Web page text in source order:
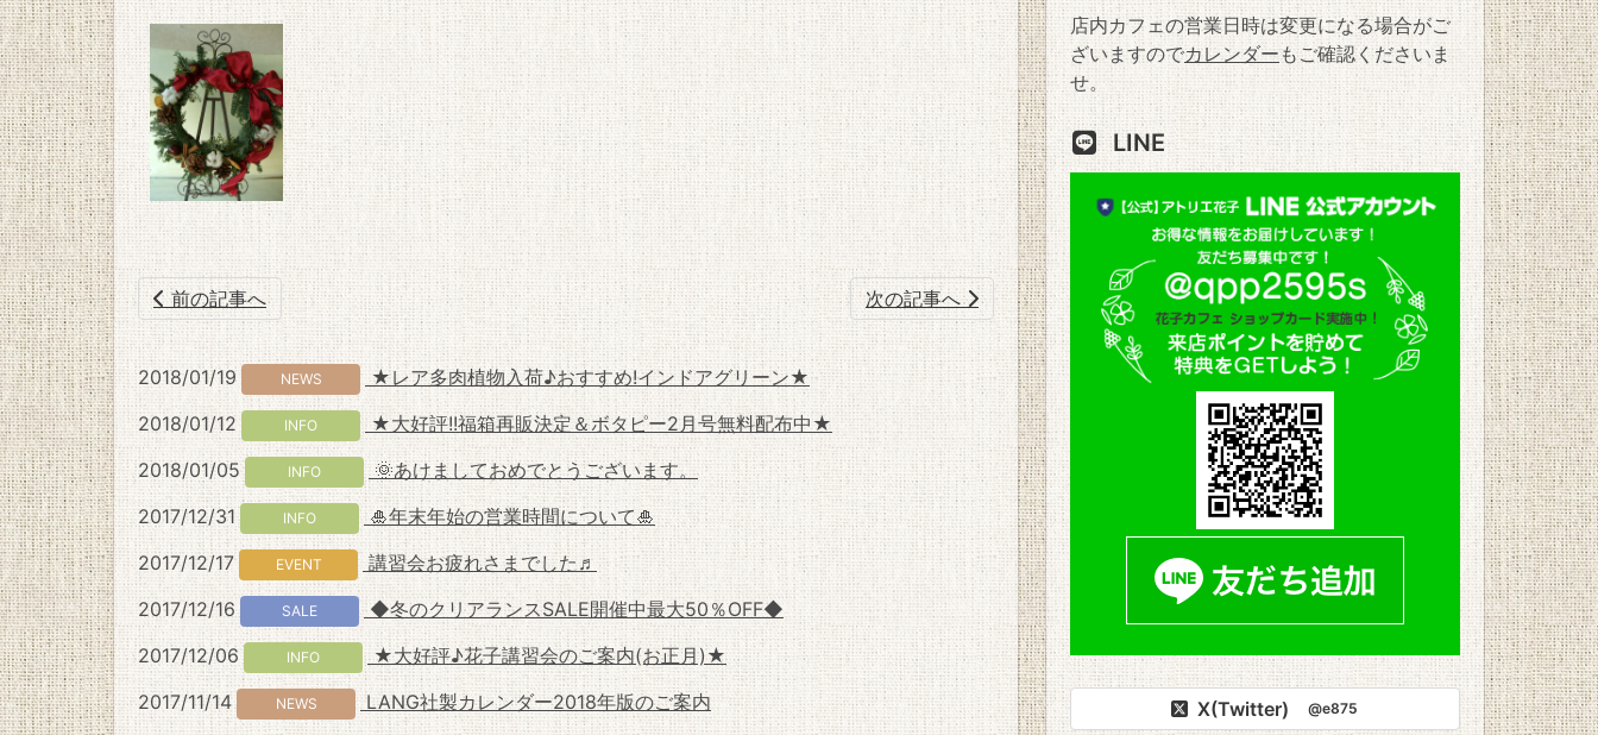
前の記事へ 次の記事へ
2018/01/19 NEWS
★レア多肉植物入荷♪おすすめ!インドアグリーン★
2018/01/12
INFO
★大好評!!福箱再販決定＆ボタピー2月号無料配布中★
2018/01/05
INFO
🌞あけましておめでとうございます。
2017/12/31
INFO
🎍年末年始の営業時間について🎍
2017/12/17
EVENT
講習会お疲れさまでした♬
2017/12/16
SALE
◆冬のクリアランスSALE開催中最大50％OFF◆
2017/12/06
INFO
★大好評♪花子講習会のご案内(お正月)★
2017/11/14
NEWS
LANG社製カレンダー2018年版のご案内
店内カフェの営業日時は変更になる場合がご
ざいますのでカレンダーもご確認くださいま
せ。
LINE
X(Twitter) @e875